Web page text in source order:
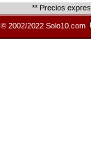
** Precios
© 2002/2022 Solo10.com